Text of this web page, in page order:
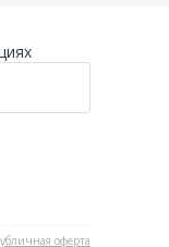
оферта